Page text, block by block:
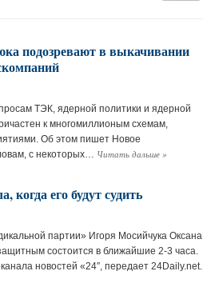
подозревают в выкачивании
ТЭК, ядерной политики и ядерной
к многомиллионым схемам,
Об этом пишет Новое
с некоторых… Читать дальше »
когда его будут судить
партии» Игоря Мосийчука Оксана
состоится в ближайшие 2-3 часа.
новостей «24″, передает 24Daily.net.